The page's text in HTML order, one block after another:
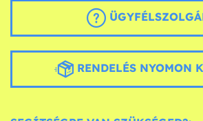
RENDELÉS NYOMON